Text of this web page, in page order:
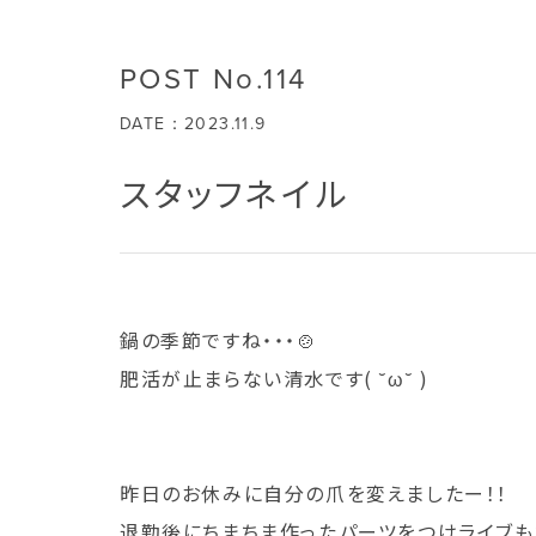
POST No.114
DATE：2023.11.9
スタッフネイル
鍋の季節ですね・・・🍲
肥活が止まらない清水です( ˘ω˘ )
昨日のお休みに自分の爪を変えましたー！！